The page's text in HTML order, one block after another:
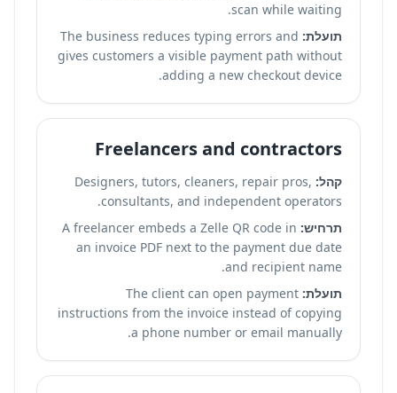
scan while waiting.
תועלת: The business reduces typing errors and
gives customers a visible payment path without
adding a new checkout device.
Freelancers and contractors
קהל: Designers, tutors, cleaners, repair pros,
consultants, and independent operators.
תרחיש: A freelancer embeds a Zelle QR code in
an invoice PDF next to the payment due date
and recipient name.
תועלת: The client can open payment
instructions from the invoice instead of copying
a phone number or email manually.